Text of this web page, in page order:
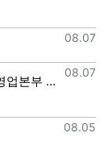
등록일
08.07
등록일
08.07
"서울 수도권 현장"을 같이 할 TM 단독 단일 영업본부 팀 선착순 모집
등록일
08.05